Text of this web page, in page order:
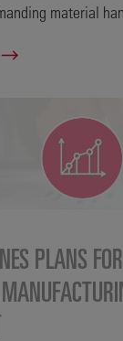
material
PLANS